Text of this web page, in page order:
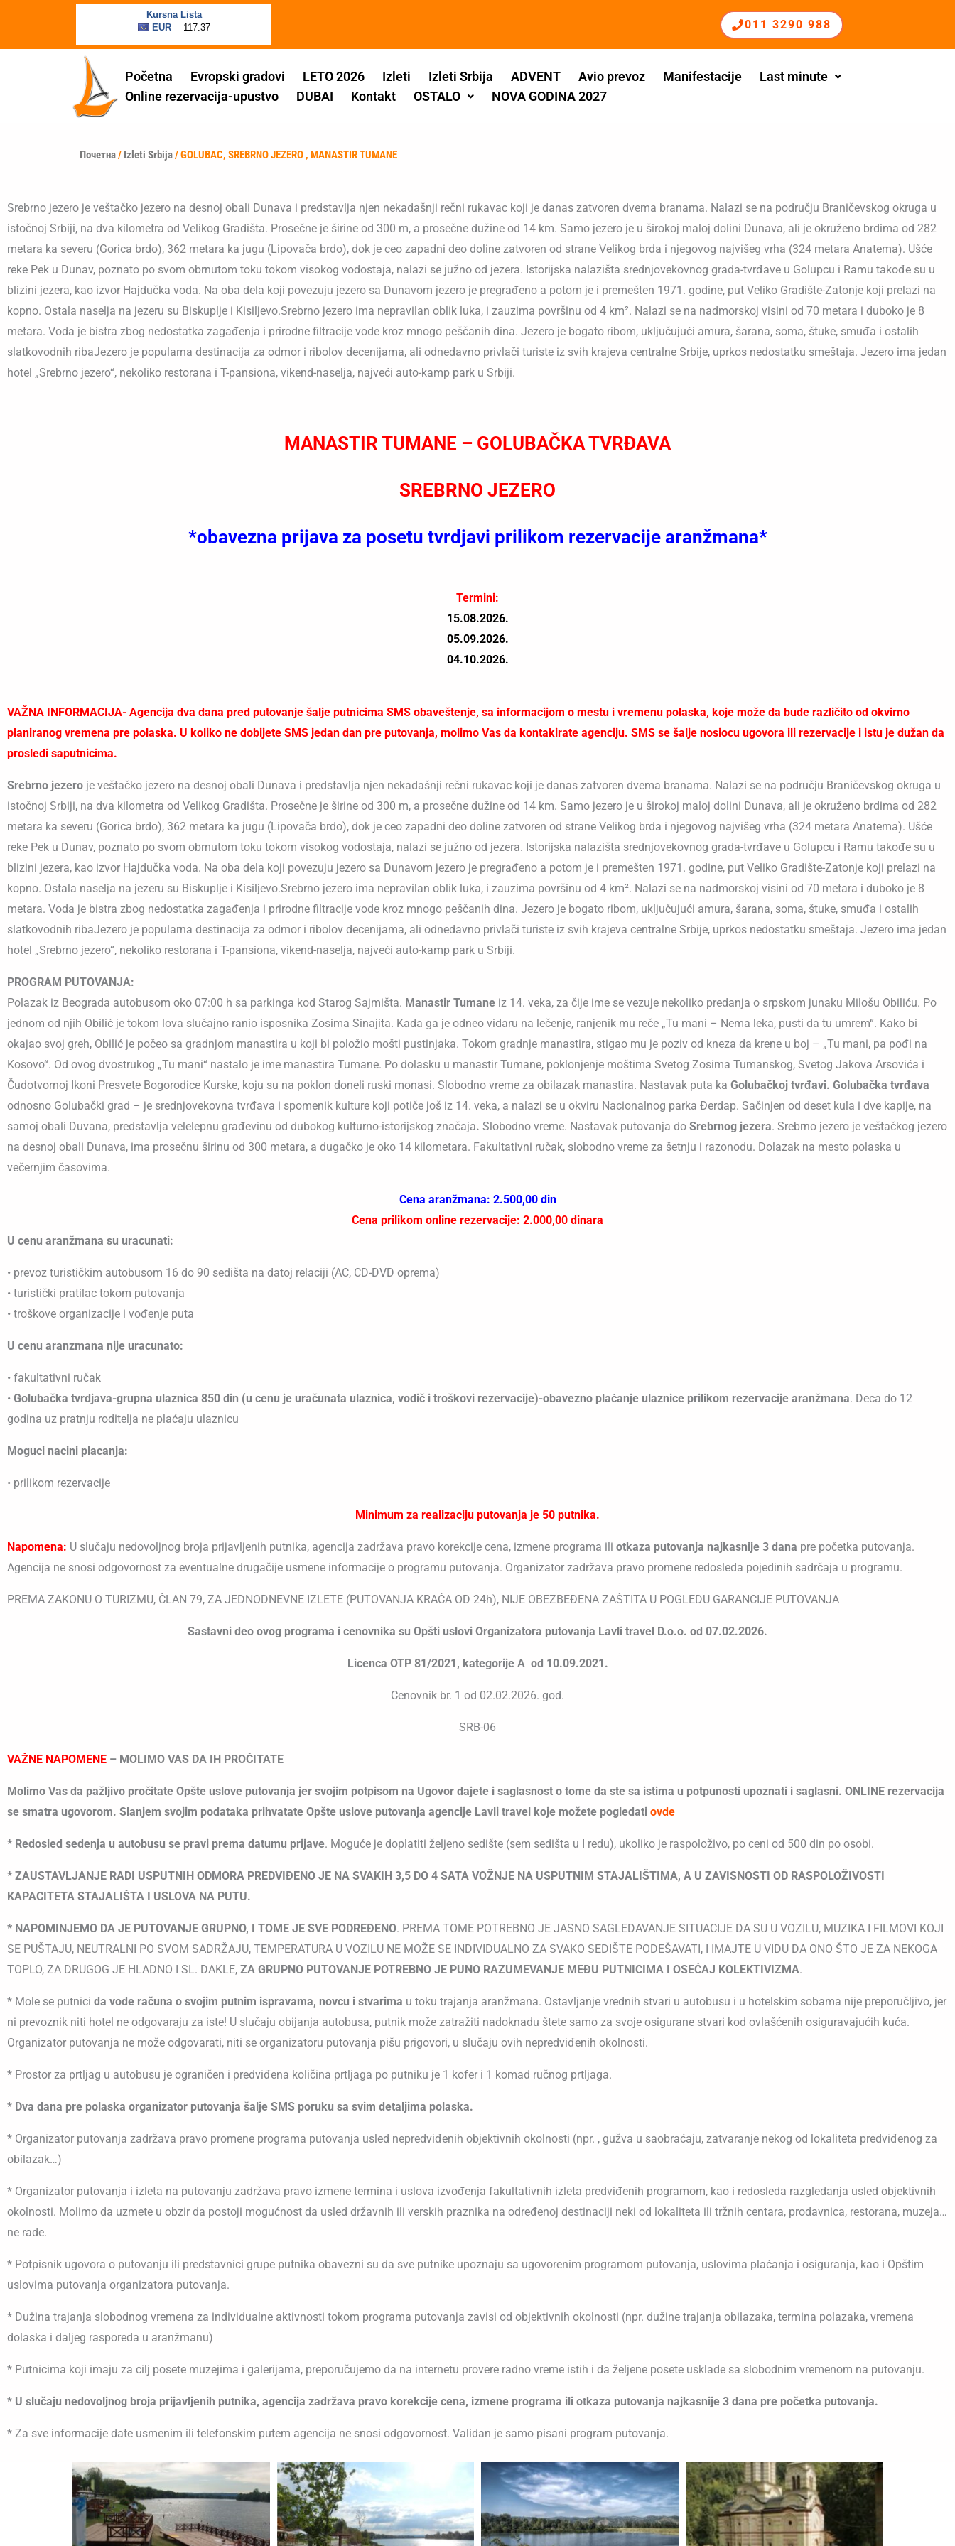
садржај
011 3290 988
Početna Evropski gradovi LETO 2026 Izleti Izleti Srbija ADVENT Avio prevoz Manifestacije
Last minute
Online rezervacija-upustvo
DUBAI Kontakt OSTALO NOVA GODINA 2027
Почетна/ Izleti Srbija/ GOLUBAC, SREBRNO JEZERO , MANASTIR TUMANE
Srebrno jezero je veštačko jezero na desnoj obali Dunava i predstavlja njen nekadašnji rečni rukavac koji je danas zatvoren dvema branama. Nalazi se na području Braničevskog okruga u
istočnoj Srbiji, na dva kilometra od Velikog Gradišta. Prosečne je širine od 300 m, a prosečne dužine od 14 km. Samo jezero je u širokoj maloj dolini Dunava, ali je okruženo brdima od 282
metara ka severu (Gorica brdo), 362 metara ka jugu (Lipovača brdo), dok je ceo zapadni deo doline zatvoren od strane Velikog brda i njegovog najvišeg vrha (324 metara Anatema). Ušće
reke Pek u Dunav, poznato po svom obrnutom toku tokom visokog vodostaja, nalazi se južno od jezera. Istorijska nalazišta srednjovekovnog grada-tvrđave u Golupcu i Ramu takođe su u
blizini jezera, kao izvor Hajdučka voda. Na oba dela koji povezuju jezero sa Dunavom jezero je pregrađeno a potom je i premešten 1971. godine, put Veliko Gradište-Zatonje koji prelazi na
kopno. Ostala naselja na jezeru su Biskuplje i Kisiljevo.Srebrno jezero ima nepravilan oblik luka, i zauzima površinu od 4 km². Nalazi se na nadmorskoj visini od 70 metara i duboko je 8
metara. Voda je bistra zbog nedostatka zagađenja i prirodne filtracije vode kroz mnogo peščanih dina. Jezero je bogato ribom, uključujući amura, šarana, soma, štuke, smuđa i ostalih
slatkovodnih ribaJezero je popularna destinacija za odmor i ribolov decenijama, ali odnedavno privlači turiste iz svih krajeva centralne Srbije, uprkos nedostatku smeštaja. Jezero ima jedan
hotel „Srebrno jezero“, nekoliko restorana i T-pansiona, vikend-naselja, najveći auto-kamp park u Srbiji.
MANASTIR TUMANE – GOLUBAČKA TVRĐAVA
SREBRNO JEZERO
*obavezna prijava za posetu tvrdjavi prilikom rezervacije aranžmana*
Termini:
15.08.2026.
05.09.2026.
04.10.2026.
VAŽNA INFORMACIJA- Agencija dva dana pred putovanje šalje putnicima SMS obaveštenje, sa informacijom o mestu i vremenu polaska, koje može da bude različito od okvirno
planiranog vremena pre polaska. U koliko ne dobijete SMS jedan dan pre putovanja, molimo Vas da kontakirate agenciju. SMS se šalje nosiocu ugovora ili rezervacije i istu je dužan da
prosledi saputnicima.
Srebrno jezero je veštačko jezero na desnoj obali Dunava i predstavlja njen nekadašnji rečni rukavac koji je danas zatvoren dvema branama. Nalazi se na području Braničevskog okruga u
istočnoj Srbiji, na dva kilometra od Velikog Gradišta. Prosečne je širine od 300 m, a prosečne dužine od 14 km. Samo jezero je u širokoj maloj dolini Dunava, ali je okruženo brdima od 282
metara ka severu (Gorica brdo), 362 metara ka jugu (Lipovača brdo), dok je ceo zapadni deo doline zatvoren od strane Velikog brda i njegovog najvišeg vrha (324 metara Anatema). Ušće
reke Pek u Dunav, poznato po svom obrnutom toku tokom visokog vodostaja, nalazi se južno od jezera. Istorijska nalazišta srednjovekovnog grada-tvrđave u Golupcu i Ramu takođe su u
blizini jezera, kao izvor Hajdučka voda. Na oba dela koji povezuju jezero sa Dunavom jezero je pregrađeno a potom je i premešten 1971. godine, put Veliko Gradište-Zatonje koji prelazi na
kopno. Ostala naselja na jezeru su Biskuplje i Kisiljevo.Srebrno jezero ima nepravilan oblik luka, i zauzima površinu od 4 km². Nalazi se na nadmorskoj visini od 70 metara i duboko je 8
metara. Voda je bistra zbog nedostatka zagađenja i prirodne filtracije vode kroz mnogo peščanih dina. Jezero je bogato ribom, uključujući amura, šarana, soma, štuke, smuđa i ostalih
slatkovodnih ribaJezero je popularna destinacija za odmor i ribolov decenijama, ali odnedavno privlači turiste iz svih krajeva centralne Srbije, uprkos nedostatku smeštaja. Jezero ima jedan
hotel „Srebrno jezero“, nekoliko restorana i T-pansiona, vikend-naselja, najveći auto-kamp park u Srbiji.
PROGRAM PUTOVANJA:
Polazak iz Beograda autobusom oko 07:00 h sa parkinga kod Starog Sajmišta. Manastir Tumane iz 14. veka, za čije ime se vezuje nekoliko predanja o srpskom junaku Milošu Obiliću. Po
jednom od njih Obilić je tokom lova slučajno ranio isposnika Zosima Sinajita. Kada ga je odneo vidaru na lečenje, ranjenik mu reče „Tu mani – Nema leka, pusti da tu umrem“. Kako bi
okajao svoj greh, Obilić je počeo sa gradnjom manastira u koji bi položio mošti pustinjaka. Tokom gradnje manastira, stigao mu je poziv od kneza da krene u boj – „Tu mani, pa pođi na
Kosovo“. Od ovog dvostrukog „Tu mani“ nastalo je ime manastira Tumane. Po dolasku u manastir Tumane, poklonjenje moštima Svetog Zosima Tumanskog, Svetog Jakova Arsovića i
Čudotvornoj Ikoni Presvete Bogorodice Kurske, koju su na poklon doneli ruski monasi. Slobodno vreme za obilazak manastira. Nastavak puta ka Golubačkoj tvrđavi. Golubačka tvrđava
odnosno Golubački grad – je srednjovekovna tvrđava i spomenik kulture koji potiče još iz 14. veka, a nalazi se u okviru Nacionalnog parka Đerdap. Sačinjen od deset kula i dve kapije, na
samoj obali Duvana, predstavlja velelepnu građevinu od dubokog kulturno-istorijskog značaja. Slobodno vreme. Nastavak putovanja do Srebrnog jezera. Srebrno jezero je veštačkog jezero
na desnoj obali Dunava, ima prosečnu širinu od 300 metara, a dugačko je oko 14 kilometara. Fakultativni ručak, slobodno vreme za šetnju i razonodu. Dolazak na mesto polaska u
večernjim časovima.
Cena aranžmana: 2.500,00 din
Cena prilikom online rezervacije: 2.000,00 dinara
U cenu aranžmana su uracunati:
• prevoz turističkim autobusom 16 do 90 sedišta na datoj relaciji (AC, CD-DVD oprema)
• turistički pratilac tokom putovanja
• troškove organizacije i vođenje puta
U cenu aranzmana nije uracunato:
• fakultativni ručak
• Golubačka tvrdjava-grupna ulaznica 850 din (u cenu je uračunata ulaznica, vodič i troškovi rezervacije)-obavezno plaćanje ulaznice prilikom rezervacije aranžmana. Deca do 12
godina uz pratnju roditelja ne plaćaju ulaznicu
Moguci nacini placanja:
• prilikom rezervacije
Minimum za realizaciju putovanja je 50 putnika.
Napomena: U slučaju nedovoljnog broja prijavljenih putnika, agencija zadržava pravo korekcije cena, izmene programa ili otkaza putovanja najkasnije 3 dana pre početka putovanja.
Agencija ne snosi odgovornost za eventualne drugačije usmene informacije o programu putovanja. Organizator zadržava pravo promene redosleda pojedinih sadrčaja u programu.
PREMA ZAKONU O TURIZMU, ČLAN 79, ZA JEDNODNEVNE IZLETE (PUTOVANJA KRAĆA OD 24h), NIJE OBEZBEĐENA ZAŠTITA U POGLEDU GARANCIJE PUTOVANJA
Sastavni deo ovog programa i cenovnika su Opšti uslovi Organizatora putovanja Lavli travel D.o.o. od 07.02.2026.
Licenca OTP 81/2021, kategorije A od 10.09.2021.
Cenovnik br. 1 od 02.02.2026. god.
SRB-06
VAŽNE NAPOMENE – MOLIMO VAS DA IH PROČITATE
Molimo Vas da pažljivo pročitate Opšte uslove putovanja jer svojim potpisom na Ugovor dajete i saglasnost o tome da ste sa istima u potpunosti upoznati i saglasni. ONLINE rezervacija
se smatra ugovorom. Slanjem svojim podataka prihvatate Opšte uslove putovanja agencije Lavli travel koje možete pogledati ovde
* Redosled sedenja u autobusu se pravi prema datumu prijave. Moguće je doplatiti željeno sedište (sem sedišta u I redu), ukoliko je raspoloživo, po ceni od 500 din po osobi.
* ZAUSTAVLJANJE RADI USPUTNIH ODMORA PREDVIĐENO JE NA SVAKIH 3,5 DO 4 SATA VOŽNJE NA USPUTNIM STAJALIŠTIMA, A U ZAVISNOSTI OD RASPOLOŽIVOSTI
KAPACITETA STAJALIŠTA I USLOVA NA PUTU.
* NAPOMINJEMO DA JE PUTOVANJE GRUPNO, I TOME JE SVE PODREĐENO. PREMA TOME POTREBNO JE JASNO SAGLEDAVANJE SITUACIJE DA SU U VOZILU, MUZIKA I FILMOVI KOJI
SE PUŠTAJU, NEUTRALNI PO SVOM SADRŽAJU, TEMPERATURA U VOZILU NE MOŽE SE INDIVIDUALNO ZA SVAKO SEDIŠTE PODEŠAVATI, I IMAJTE U VIDU DA ONO ŠTO JE ZA NEKOGA
TOPLO, ZA DRUGOG JE HLADNO I SL. DAKLE, ZA GRUPNO PUTOVANJE POTREBNO JE PUNO RAZUMEVANJE MEĐU PUTNICIMA I OSEĆAJ KOLEKTIVIZMA.
* Mole se putnici da vode računa o svojim putnim ispravama, novcu i stvarima u toku trajanja aranžmana. Ostavljanje vrednih stvari u autobusu i u hotelskim sobama nije preporučljivo, jer
ni prevoznik niti hotel ne odgovaraju za iste! U slučaju obijanja autobusa, putnik može zatražiti nadoknadu štete samo za svoje osigurane stvari kod ovlašćenih osiguravajućih kuća.
Organizator putovanja ne može odgovarati, niti se organizatoru putovanja pišu prigovori, u slučaju ovih nepredviđenih okolnosti.
* Prostor za prtljag u autobusu je ograničen i predviđena količina prtljaga po putniku je 1 kofer i 1 komad ručnog prtljaga.
* Dva dana pre polaska organizator putovanja šalje SMS poruku sa svim detaljima polaska.
* Organizator putovanja zadržava pravo promene programa putovanja usled nepredviđenih objektivnih okolnosti (npr. , gužva u saobraćaju, zatvaranje nekog od lokaliteta predviđenog za
obilazak…)
* Organizator putovanja i izleta na putovanju zadržava pravo izmene termina i uslova izvođenja fakultativnih izleta predviđenih programom, kao i redosleda razgledanja usled objektivnih
okolnosti. Molimo da uzmete u obzir da postoji mogućnost da usled državnih ili verskih praznika na određenoj destinaciji neki od lokaliteta ili tržnih centara, prodavnica, restorana, muzeja…
ne rade.
* Potpisnik ugovora o putovanju ili predstavnici grupe putnika obavezni su da sve putnike upoznaju sa ugovorenim programom putovanja, uslovima plaćanja i osiguranja, kao i Opštim
uslovima putovanja organizatora putovanja.
* Dužina trajanja slobodnog vremena za individualne aktivnosti tokom programa putovanja zavisi od objektivnih okolnosti (npr. dužine trajanja obilazaka, termina polazaka, vremena
dolaska i daljeg rasporeda u aranžmanu)
* Putnicima koji imaju za cilj posete muzejima i galerijama, preporučujemo da na internetu provere radno vreme istih i da željene posete usklade sa slobodnim vremenom na putovanju.
* U slučaju nedovoljnog broja prijavljenih putnika, agencija zadržava pravo korekcije cena, izmene programa ili otkaza putovanja najkasnije 3 dana pre početka putovanja.
* Za sve informacije date usmenim ili telefonskim putem agencija ne snosi odgovornost. Validan je samo pisani program putovanja.